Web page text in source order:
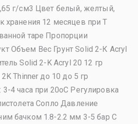
г/см3 Цвет белый, желтый,
хранения 12 месяцев при Т
таре Пропорции
Объем Вес Грунт Solid 2-К Acryl
Solid 2-K Acryl 20 12 гр
Thinner до 10 до 5 гр
4 часа при 20oС Регулировка
Сопло Давление
бачком 1.8-2.2 мм 3-5 бар С